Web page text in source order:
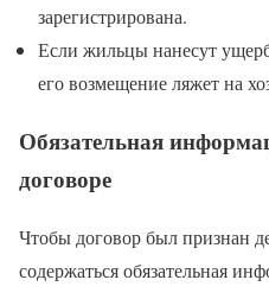
зарегистрирована.
Если жильцы нанесут ущерб
его возмещение ляжет на
Обязательная
договоре
Чтобы договор был признан
содержаться обязательная